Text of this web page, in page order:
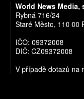
World News Media,
Rybná 716/24
Staré Město, 110 00
IČO: 09372008
DIČ: CZ09372008
V případě dotazů na